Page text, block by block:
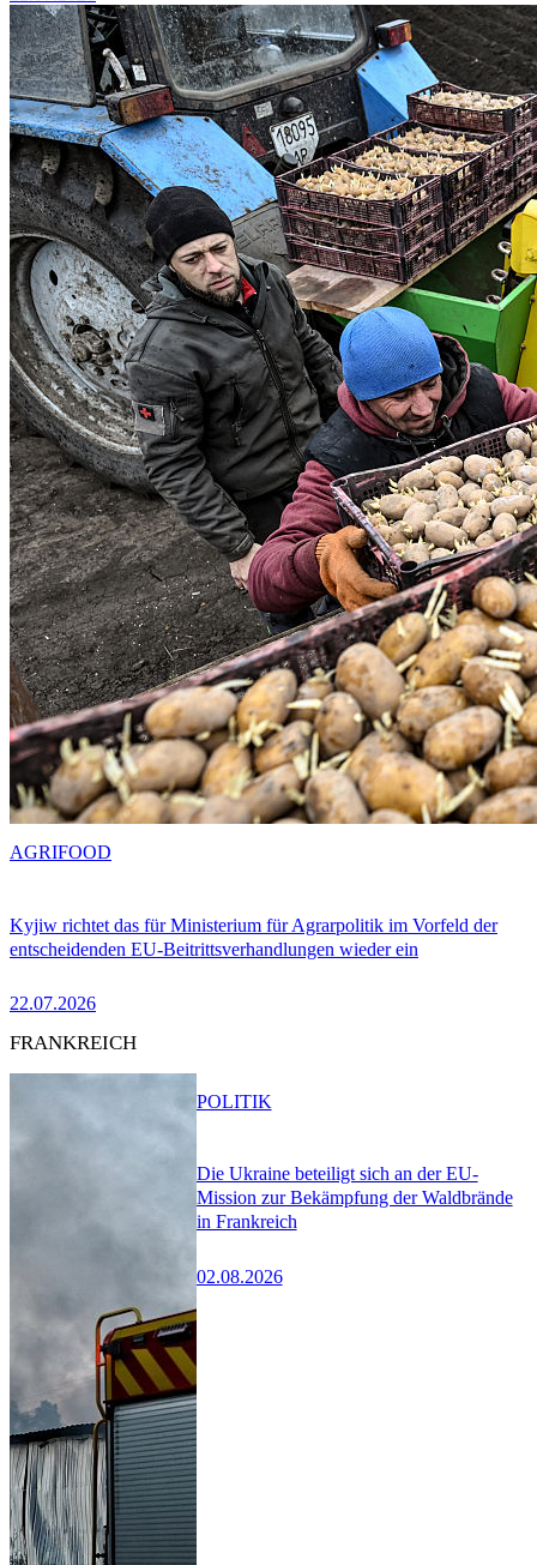
Kyjiw richtet das für Ministerium für Agrarpolitik im Vorfeld der
entscheidenden EU-Beitrittsverhandlungen wieder ein
22.07.2026
AGRIFOOD
FRANKREICH
Die Ukraine beteiligt sich an der EU-
Mission zur Bekämpfung der Waldbrände
in Frankreich
02.08.2026
POLITIK